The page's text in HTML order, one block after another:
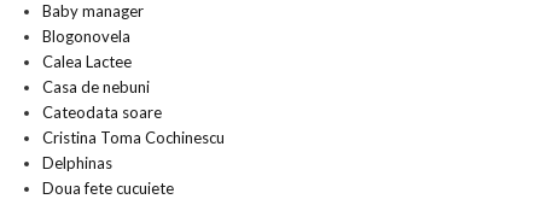
Baby manager
Blogonovela
Calea Lactee
Casa de nebuni
Cateodata soare
Cristina Toma Cochinescu
Delphinas
Doua fete cucuiete